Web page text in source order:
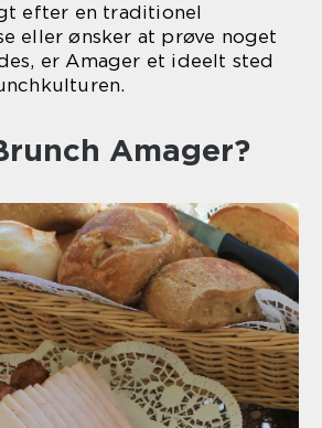
efter en traditionel
eller ønsker at prøve noget
er Amager et ideelt sted
Amager?